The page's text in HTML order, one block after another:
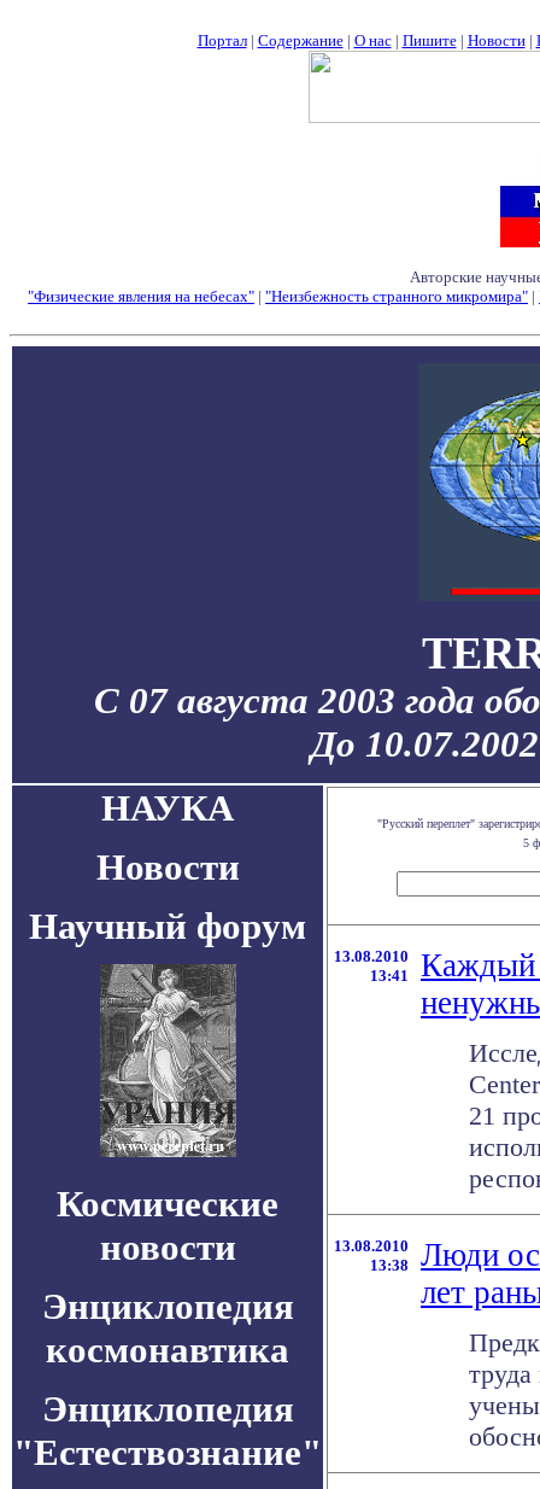
Портал| Содержание| О нас| Пишите| Новости|
Авторские
"Физические явления на небесах" | "Неизбежность странного микромира" |
С 07 августа 2003 года
До
НАУКА
Новости
Научный форум
Космические
новости
Энциклопедия
космонавтика
Энциклопедия
"Естествознание"
"Русский переплет"
5
13.08.2010
13:41
Каждый
21
13.08.2010
13:38
Люди
лет